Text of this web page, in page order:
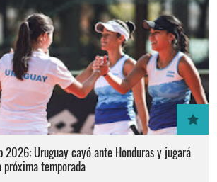
2026: Uruguay cayó ante Honduras y jugará
temporada